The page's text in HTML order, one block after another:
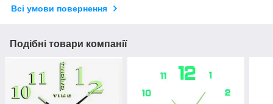
Всі умови повернення
Подібні товари компанії